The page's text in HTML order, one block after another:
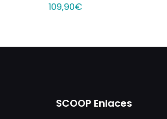
109,90€
SCOOP Enlaces